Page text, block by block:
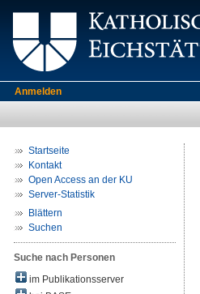
Anmelden
Startseite
Kontakt
Open Access an der KU
Server-Statistik
Blättern
Suchen
Suche nach Personen
im Publikationsserver